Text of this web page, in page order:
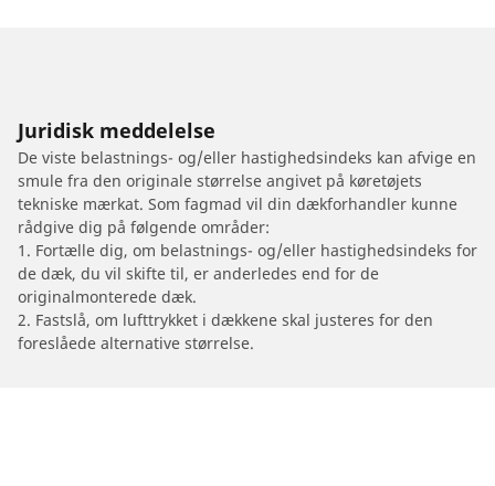
Juridisk meddelelse
De viste belastnings- og/eller hastighedsindeks kan afvige en
smule fra den originale størrelse angivet på køretøjets
tekniske mærkat. Som fagmad vil din dækforhandler kunne
rådgive dig på følgende områder:
1. Fortælle dig, om belastnings- og/eller hastighedsindeks for
de dæk, du vil skifte til, er anderledes end for de
originalmonterede dæk.
2. Fastslå, om lufttrykket i dækkene skal justeres for den
foreslåede alternative størrelse.